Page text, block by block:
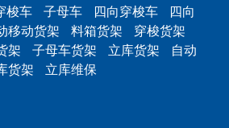
梭车 子母车 四向穿梭车
四向
移动货架 料箱货架
穿梭货架
架 子母车货架 立库货架
自动
货架 立库维保